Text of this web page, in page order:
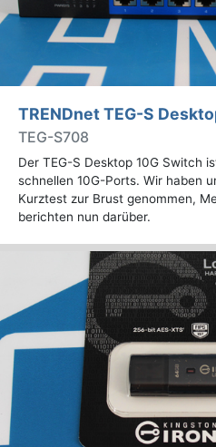
TRENDnet TEG-S
TEG-S708
Der TEG-S Desktop 10G Switch
schnellen 10G-Ports. Wir haben
Kurztest zur Brust genommen,
berichten nun darüber.